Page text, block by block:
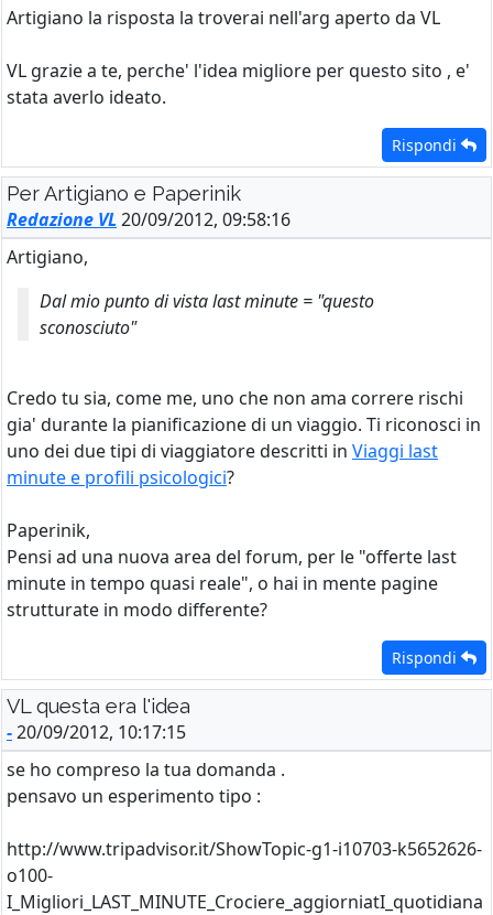
Artigiano la risposta la troverai nell'arg aperto da VL
VL grazie a te, perche' l'idea migliore per questo sito , e'
stata averlo ideato.
Rispondi
Per Artigiano e Paperinik
Redazione VL20/09/2012, 09:58:16
Artigiano,
Dal mio punto di vista last minute = "questo
sconosciuto"
Credo tu sia, come me, uno che non ama correre rischi
gia' durante la pianificazione di un viaggio. Ti riconosci in
uno dei due tipi di viaggiatore descritti in Viaggi last
minute e profili psicologici?
Paperinik,
Pensi ad una nuova area del forum, per le "offerte last
minute in tempo quasi reale", o hai in mente pagine
strutturate in modo differente?
Rispondi
VL questa era l'idea
-20/09/2012, 10:17:15
se ho compreso la tua domanda .
pensavo un esperimento tipo :
http://www.tripadvisor.it/ShowTopic-g1-i10703-k5652626-
o100-
I_Migliori_LAST_MINUTE_Crociere_aggiorniatI_quotidiana